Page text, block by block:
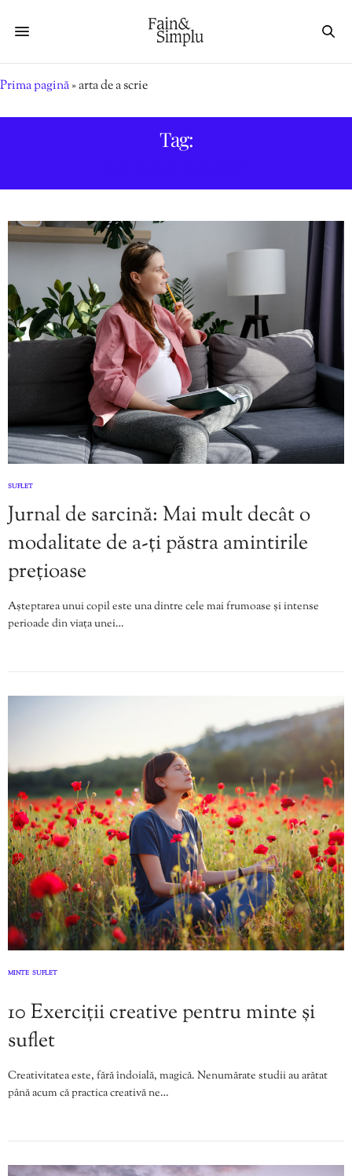
Prima pagină»arta de a scrie
Tag:
SUFLET
Jurnal de sarcină: Mai mult decât o
modalitate de a-ți păstra amintirile
prețioase
Așteptarea unui copil este una dintre cele mai frumoase și intense
perioade din viața unei…
MINTE SUFLET
10 Exerciții creative pentru minte și
suflet
Creativitatea este, fără îndoială, magică. Nenumărate studii au arătat
până acum că practica creativă ne…